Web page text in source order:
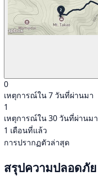
0
เหตุการณ์ใน 7 วันที่ผ่านมา
1
เหตุการณ์ใน 30 วันที่ผ่านมา
1 เดือนที่แล้ว
การปรากฏตัวล่าสุด
สรุปความปลอดภัย